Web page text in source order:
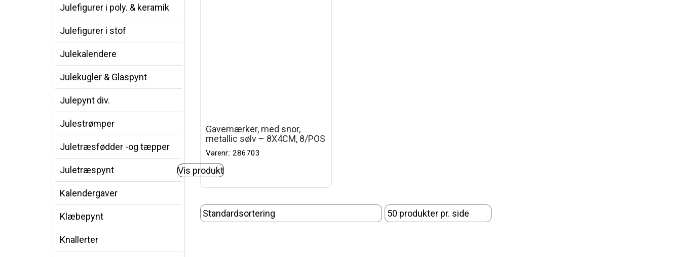
Julefigurer i poly. & keramik
Julefigurer i stof
Julekalendere
Julekugler & Glaspynt
Julepynt div.
Julestrømper
Juletræsfødder -og tæpper
Juletræspynt
Kalendergaver
Klæbepynt
Knallerter
Gavemærker, med snor,
metallic sølv – 8X4CM, 8/POS
Varenr.: 286703
Vis produkt